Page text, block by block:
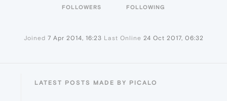
FOLLOWERS FOLLOWING
Joined 7 Apr 2014, 16:23 Last Online 24 Oct 2017, 06:32
LATEST POSTS MADE BY PICALO